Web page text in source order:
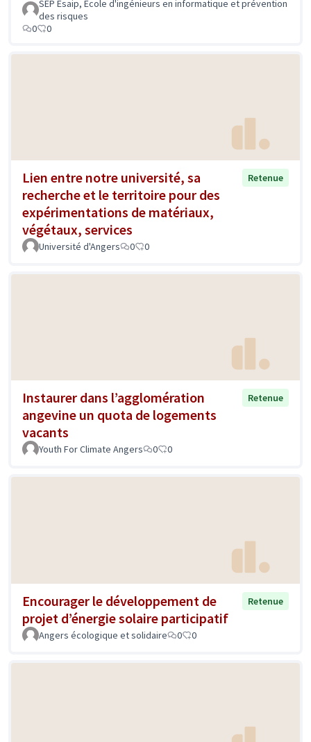
SEP Esaip, Ecole d'ingénieurs en informatique et prévention
des risques
0
0
Lien entre notre université, sa
recherche et le territoire pour des
expérimentations de matériaux,
végétaux, services
Retenue
Université d'Angers 0 0
Instaurer dans l’agglomération
angevine un quota de logements
vacants
Retenue
Youth For Climate Angers 0 0
Encourager le développement de
projet d’énergie solaire participatif
Retenue
Angers écologique et solidaire 0 0